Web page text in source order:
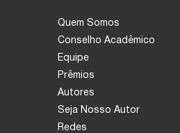
Quem Somos
Conselho Acadêmico
Equipe
Prêmios
Autores
Seja Nosso Autor
Redes